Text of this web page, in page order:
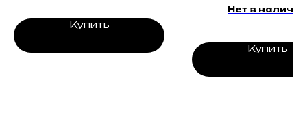
Купить
Нет в наличии
Купить